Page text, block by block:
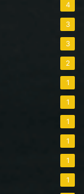
4
3
3
2
1
1
1
1
1
1